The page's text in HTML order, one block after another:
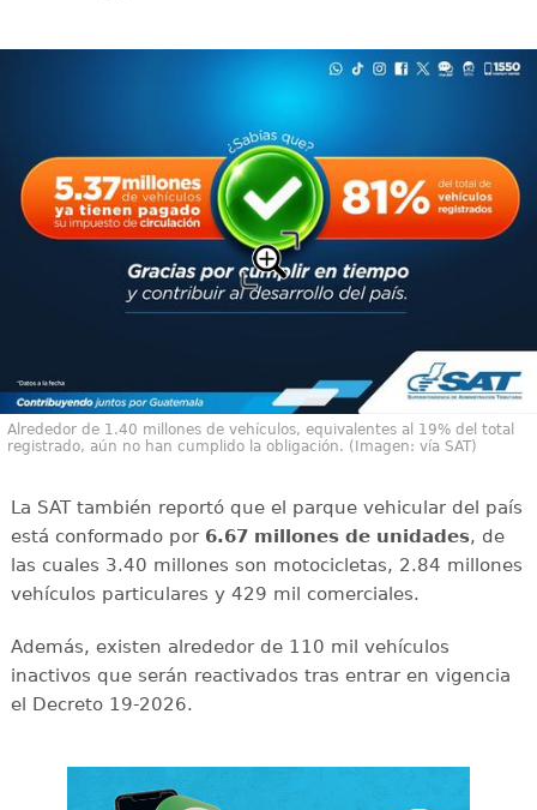
Alrededor de 1.40 millones de vehículos, equivalentes al 19% del total
registrado, aún no han cumplido la obligación. (Imagen: vía SAT)
La SAT también reportó que el parque vehicular del país
está conformado por 6.67 millones de unidades, de
las cuales 3.40 millones son motocicletas, 2.84 millones
vehículos particulares y 429 mil comerciales.
Además, existen alrededor de 110 mil vehículos
inactivos que serán reactivados tras entrar en vigencia
el Decreto 19-2026.